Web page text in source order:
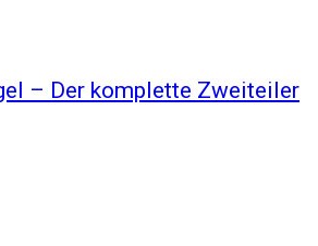
– Der komplette Zweiteiler